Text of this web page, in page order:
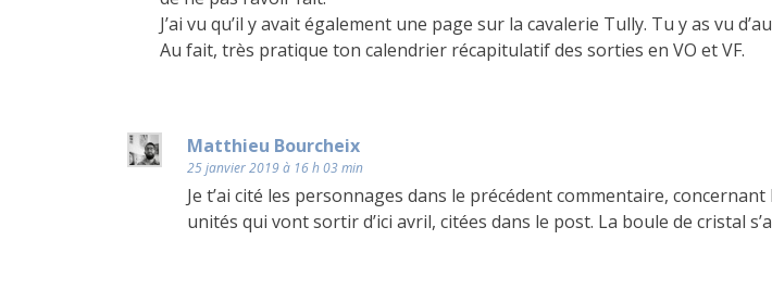
J’ai vu qu’il y avait également une page sur la cavalerie Tully. Tu y as vu
Au fait, très pratique ton calendrier récapitulatif des sorties en VO et VF.
Matthieu Bourcheix
25 janvier 2019 à 16 h 03 min
Je t’ai cité les personnages dans le précédent commentaire, concernant
unités qui vont sortir d’ici avril, citées dans le post. La boule de cristal